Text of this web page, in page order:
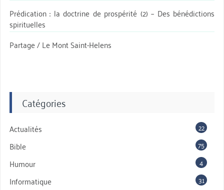
Prédication : la doctrine de prospérité (2) – Des bénédictions
spirituelles
Partage / Le Mont Saint-Helens
Catégories
Actualités 22
Bible 75
Humour 4
Informatique 31